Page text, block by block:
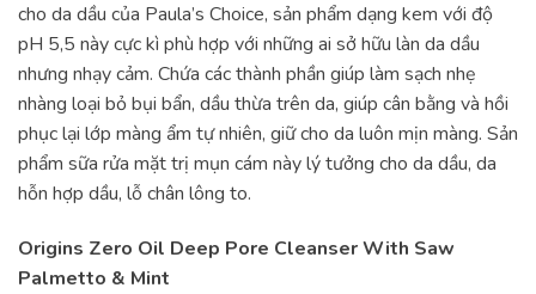
cho da dầu của Paula’s Choice, sản phẩm dạng kem với độ
pH 5,5 này cực kì phù hợp với những ai sở hữu làn da dầu
nhưng nhạy cảm. Chứa các thành phần giúp làm sạch nhẹ
nhàng loại bỏ bụi bẩn, dầu thừa trên da, giúp cân bằng và hồi
phục lại lớp màng ẩm tự nhiên, giữ cho da luôn mịn màng. Sản
phẩm sữa rửa mặt trị mụn cám này lý tưởng cho da dầu, da
hỗn hợp dầu, lỗ chân lông to.
Origins Zero Oil Deep Pore Cleanser With Saw
Palmetto & Mint